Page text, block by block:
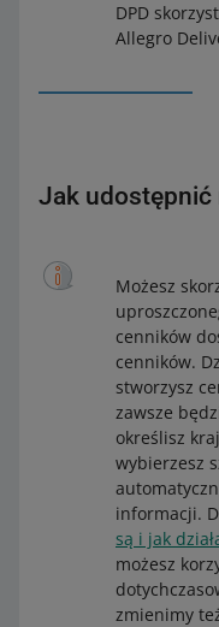
DPD
Allegro
Jak udostępnić
Możesz
cenników
cenników.
stworzysz
zawsze
określisz
wybierzesz
informacji.
są i jak
możesz
zmienimy